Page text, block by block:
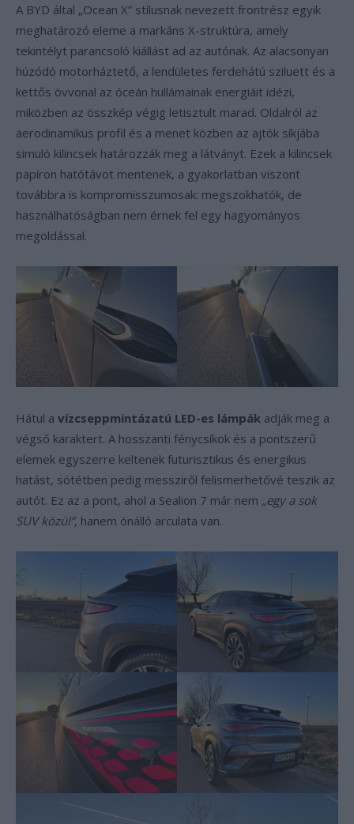
A BYD által „Ocean X” stílusnak nevezett frontrész egyik
meghatározó eleme a markáns X-struktúra, amely
tekintélyt parancsoló kiállást ad az autónak. Az alacsonyan
húzódó motorháztető, a lendületes ferdehátú sziluett és a
kettős övvonal az óceán hullámainak energiáit idézi,
miközben az összkép végig letisztult marad. Oldalról az
aerodinamikus profil és a menet közben az ajtók síkjába
simuló kilincsek határozzák meg a látványt. Ezek a kilincsek
papíron hatótávot mentenek, a gyakorlatban viszont
továbbra is kompromisszumosak: megszokhatók, de
használhatóságban nem érnek fel egy hagyományos
megoldással.
Hátul a vízcseppmintázatú LED-es lámpák adják meg a
végső karaktert. A hosszanti fénycsíkok és a pontszerű
elemek egyszerre keltenek futurisztikus és energikus
hatást, sötétben pedig messziről felismerhetővé teszik az
autót. Ez az a pont, ahol a Sealion 7 már nem „egy a sok
SUV közül”, hanem önálló arculata van.